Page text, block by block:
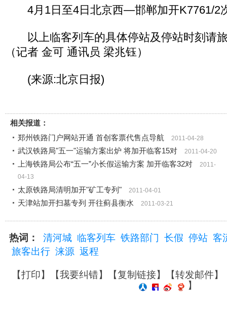
4月1日至4日北京西—邯郸加开K7761/2
以上临客列车的具体停站及停站时刻请
（记者 金可 通讯员 梁兆钰）
(来源:北京日报)
相关报道：
郑州铁路门户网站开通 首创客票代售点导航
2011-04-28
武汉铁路局"五一"运输方案出炉 将加开临客15对 2011-04-20
上海铁路局公布“五一”小长假运输方案 加开临客32对 2011-
04-13
太原铁路局清明加开"矿工专列"
2011-04-01
天津站加开扫墓专列 开往蓟县衡水 2011-03-21
热词： 清河城 临客列车 铁路部门 长假 停站 客
旅客出行 涞源 返程
【打印】【我要纠错】【复制链接】【转发邮件】
】